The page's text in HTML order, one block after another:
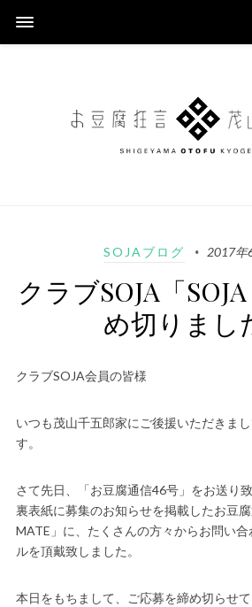
SOJAブログ 2017年
クラブSOJA「
め切りまし
クラブSOJA会員の皆様
いつも茂山千五郎家にご後援いただきま
す。
さて先日、「お豆腐通信46号」をお送り致
裏表紙に募集のお知らせを掲載したお豆
MATE」に、たくさんの方々からお問い
ルを頂戴致しました。
本日をもちまして、ご応募を締め切らせて